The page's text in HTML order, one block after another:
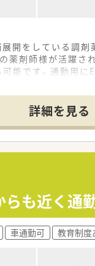
開をしている調
剤師様が活躍さ
能です。通勤用に
詳細を見る
も近く通
車通勤可 教育制度